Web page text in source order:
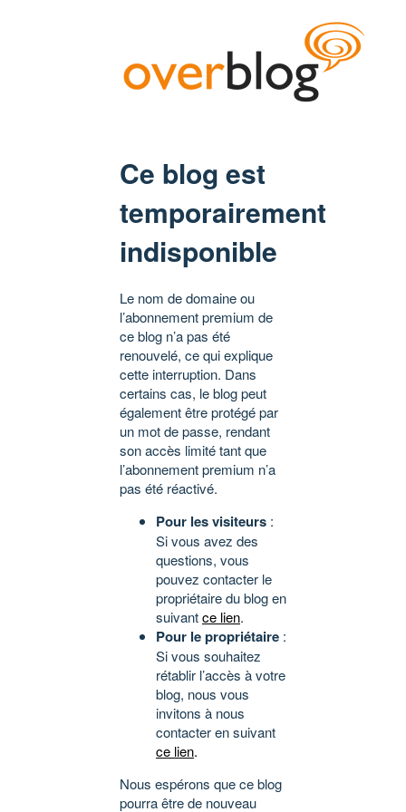
Ce blog est
temporairement
indisponible
Le nom de domaine ou
l’abonnement premium de
ce blog n’a pas été
renouvelé, ce qui explique
cette interruption. Dans
certains cas, le blog peut
également être protégé par
un mot de passe, rendant
son accès limité tant que
l’abonnement premium n’a
pas été réactivé.
Pour les visiteurs :
Si vous avez des
questions, vous
pouvez contacter le
propriétaire du blog en
suivantce lien.
Pour le propriétaire :
Si vous souhaitez
rétablir l’accès à votre
blog, nous vous
invitons à nous
contacter en suivant
ce lien.
Nous espérons que ce blog
pourra être de nouveau